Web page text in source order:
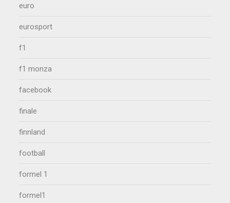
euro
eurosport
f1
f1 monza
facebook
finale
finnland
football
formel 1
formel1